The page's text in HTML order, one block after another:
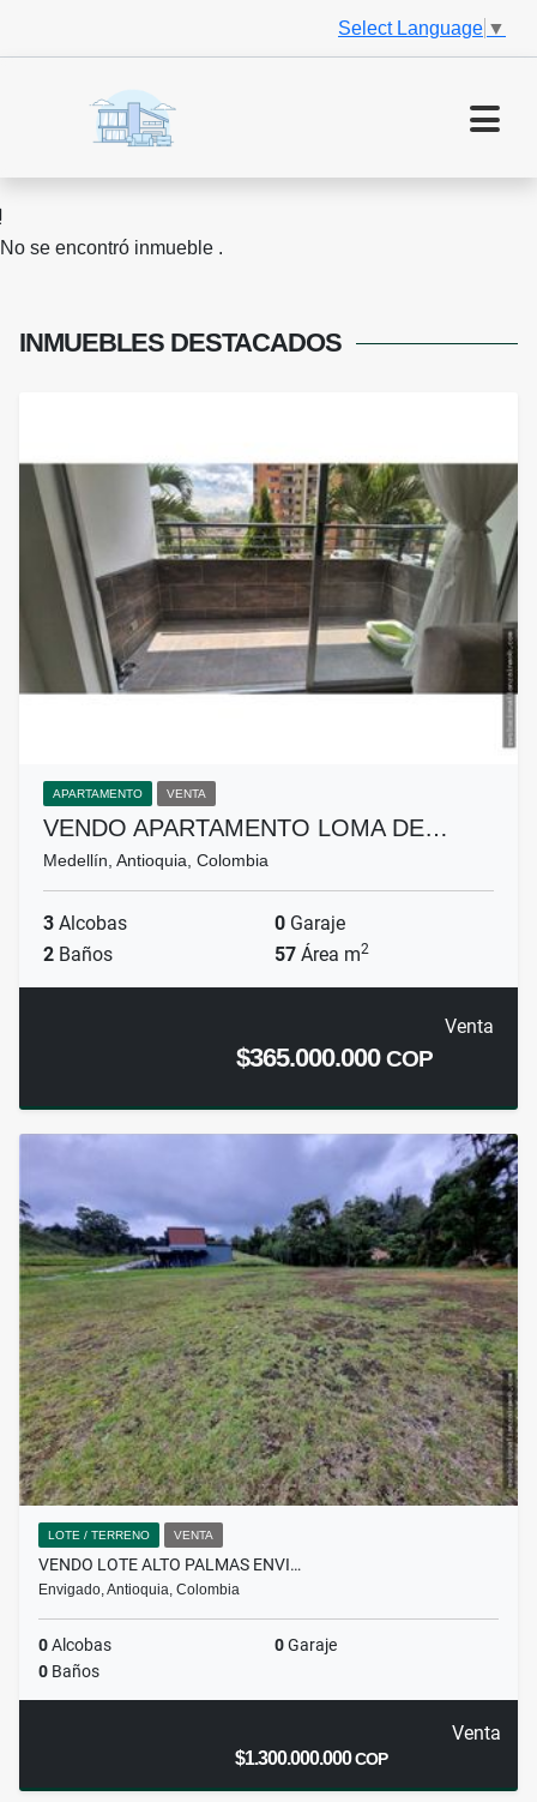
Select Language ▼
No se encontró inmueble .
INMUEBLES DESTACADOS
APARTAMENTO VENTA
VENDO APARTAMENTO LOMA DE…
Medellín, Antioquia, Colombia
3 Alcobas 0 Garaje
2 Baños 57 Área m2
Venta
$365.000.000COP
LOTE / TERRENO VENTA
VENDO LOTE ALTO PALMAS ENVI…
Envigado, Antioquia, Colombia
0Alcobas 0Garaje
0 Baños
Venta
$1.300.000.000COP